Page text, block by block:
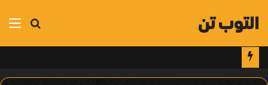
بحث
التوب تن